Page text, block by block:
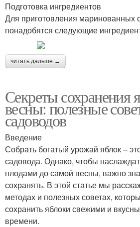
Подготовка ингредиентов
Для приготовления маринованных
понадобятся следующие
читать дальше →
Секреты сохранения
весны: полезные
садоводов
Введение
Собрать богатый урожай яблок –
садовода. Однако, чтобы
плодами до самой весны, важно
сохранять. В этой статье мы
методах и полезных советах,
сохранить яблоки свежими и
времени.